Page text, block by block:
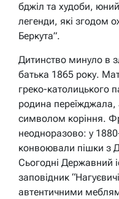
бджіл та худоби,
легенди, які згодом
Беркута”.
Дитинство минуло в
батька 1865 року.
греко-католицького
родина переїжджала,
символом коріння.
неодноразово: у
конвоювали пішки з
Сьогодні Державний
заповідник
автентичними